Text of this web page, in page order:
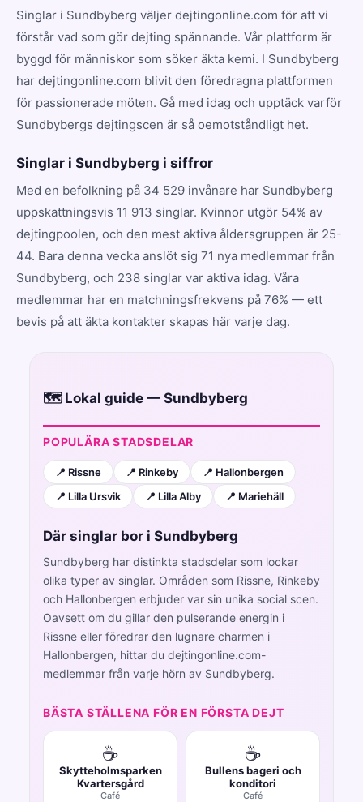
Singlar i Sundbyberg väljer dejtingonline.com för att vi
förstår vad som gör dejting spännande. Vår plattform är
byggd för människor som söker äkta kemi. I Sundbyberg
har dejtingonline.com blivit den föredragna plattformen
för passionerade möten. Gå med idag och upptäck varför
Sundbybergs dejtingscen är så oemotståndligt het.
Singlar i Sundbyberg i siffror
Med en befolkning på 34 529 invånare har Sundbyberg
uppskattningsvis 11 913 singlar. Kvinnor utgör 54% av
dejtingpoolen, och den mest aktiva åldersgruppen är 25-
44. Bara denna vecka anslöt sig 71 nya medlemmar från
Sundbyberg, och 238 singlar var aktiva idag. Våra
medlemmar har en matchningsfrekvens på 76% — ett
bevis på att äkta kontakter skapas här varje dag.
🗺️ Lokal guide — Sundbyberg
POPULÄRA STADSDELAR
📍 Rissne 📍 Rinkeby
📍 Hallonbergen
📍 Lilla Ursvik
📍 Lilla Alby 📍 Mariehäll
Där singlar bor i Sundbyberg
Sundbyberg har distinkta stadsdelar som lockar
olika typer av singlar. Områden som Rissne, Rinkeby
och Hallonbergen erbjuder var sin unika social scen.
Oavsett om du gillar den pulserande energin i
Rissne eller föredrar den lugnare charmen i
Hallonbergen, hittar du dejtingonline.com-
medlemmar från varje hörn av Sundbyberg.
BÄSTA STÄLLENA FÖR EN FÖRSTA DEJT
☕
Skytteholmsparken
Kvartersgård
Café
☕
Bullens bageri och
konditori
Café